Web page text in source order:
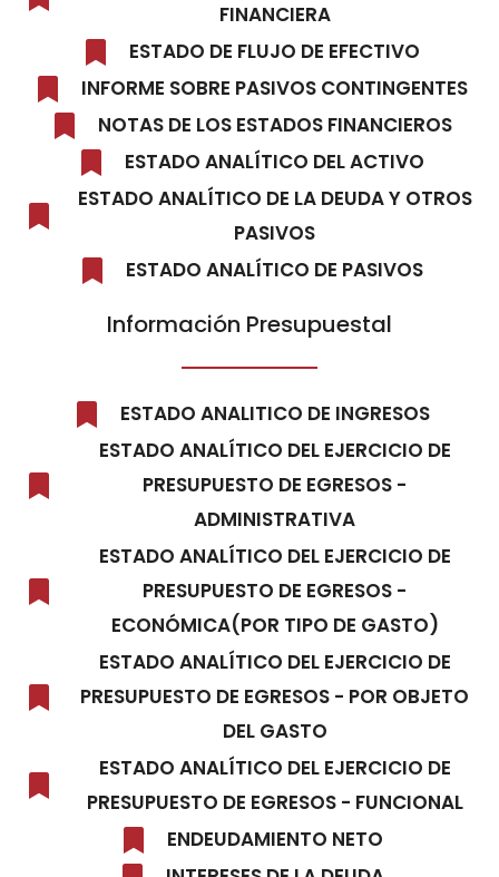
FINANCIERA
ESTADO DE FLUJO DE EFECTIVO
INFORME SOBRE PASIVOS CONTINGENTES
NOTAS DE LOS ESTADOS FINANCIEROS
ESTADO ANALÍTICO DEL ACTIVO
ESTADO ANALÍTICO DE LA DEUDA Y OTROS
PASIVOS
ESTADO ANALÍTICO DE PASIVOS
Información Presupuestal
ESTADO ANALITICO DE INGRESOS
ESTADO ANALÍTICO DEL EJERCICIO DE
PRESUPUESTO DE EGRESOS -
ADMINISTRATIVA
ESTADO ANALÍTICO DEL EJERCICIO DE
PRESUPUESTO DE EGRESOS -
ECONÓMICA(POR TIPO DE GASTO)
ESTADO ANALÍTICO DEL EJERCICIO DE
PRESUPUESTO DE EGRESOS - POR OBJETO
DEL GASTO
ESTADO ANALÍTICO DEL EJERCICIO DE
PRESUPUESTO DE EGRESOS - FUNCIONAL
ENDEUDAMIENTO NETO